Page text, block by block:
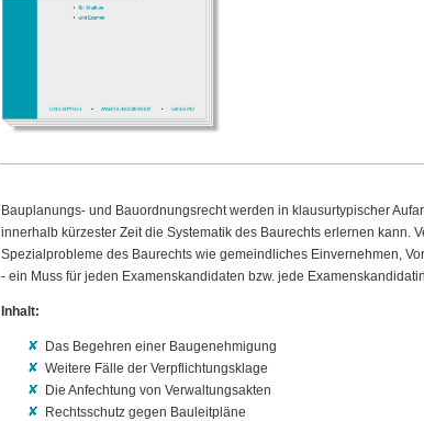
Bauplanungs- und Bauordnungsrecht werden in klausurtypischer
innerhalb kürzester Zeit die Systematik des Baurechts erlernen kann.
Spezialprobleme des Baurechts wie gemeindliches Einvernehmen,
- ein Muss für jeden Examenskandidaten bzw. jede
Inhalt:
Das Begehren einer Baugenehmigung
Weitere Fälle der Verpflichtungsklage
Die Anfechtung von Verwaltungsakten
Rechtsschutz gegen Bauleitpläne